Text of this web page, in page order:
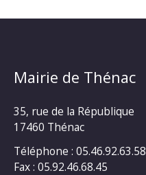
Mairie de Thénac
35, rue de la République
17460 Thénac
Téléphone : 05.46.92.63.58
Fax : 05.92.46.68.45